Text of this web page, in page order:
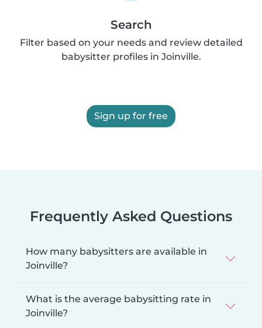
Search
Filter based on your needs and review detailed
babysitter profiles in Joinville.
Sign up for free
Frequently Asked Questions
How many babysitters are available in
Joinville?
What is the average babysitting rate in
Joinville?